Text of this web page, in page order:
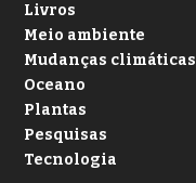
Livros
Meio ambiente
Mudanças climáticas
Oceano
Plantas
Pesquisas
Tecnologia